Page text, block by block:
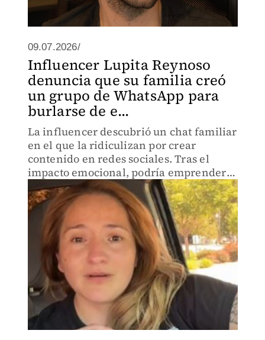
09.07.2026/
Influencer Lupita Reynoso
denuncia que su familia creó
un grupo de WhatsApp para
burlarse de e...
La influencer descubrió un chat familiar
en el que la ridiculizan por crear
contenido en redes sociales. Tras el
impacto emocional, podría emprender
acciones legales.